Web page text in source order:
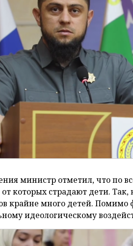
министр отметил, что по
которых страдают дети. Так,
крайне много детей. Помимо
идеологическому